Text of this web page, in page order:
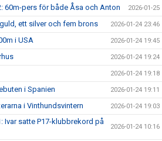
60m-pers för både Åsa och Anton 2026-01-25
ett silver och fem brons 2026-01-24 23:46
i USA 2026-01-24 19:45
2026-01-24 19:24
2026-01-24 19:18
i Spanien 2026-01-24 19:11
i Vinthundsvintern 2026-01-24 19:03
Ivar satte P17-klubbrekord på
2026-01-24 10:16